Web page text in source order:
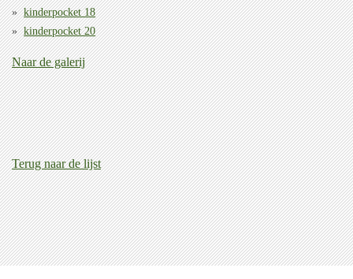
kinderpocket 18
kinderpocket 20
Naar de galerij
Terug naar de lijst